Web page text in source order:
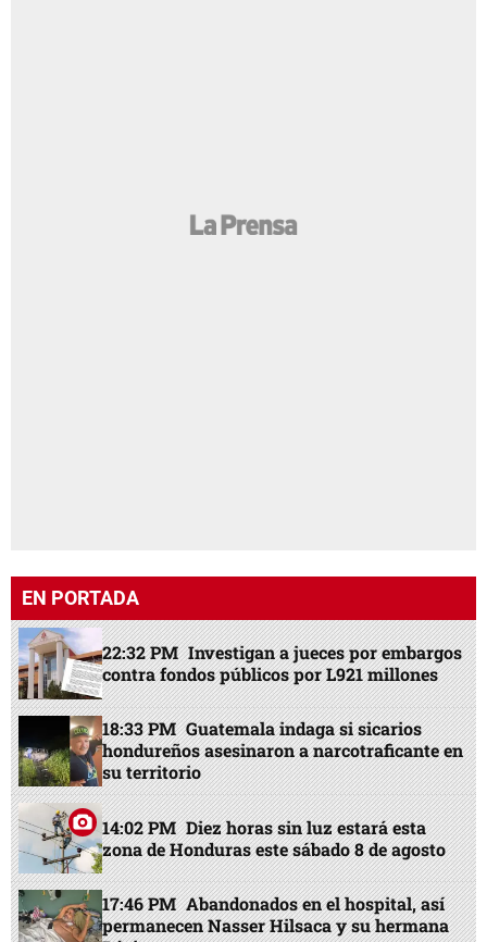
EN PORTADA
22:32 PM Investigan a jueces por embargos
contra fondos públicos por L921 millones
18:33 PM Guatemala indaga si sicarios
hondureños asesinaron a narcotraficante en
su territorio
14:02 PM Diez horas sin luz estará esta
zona de Honduras este sábado 8 de agosto
17:46 PM Abandonados en el hospital, así
permanecen Nasser Hilsaca y su hermana